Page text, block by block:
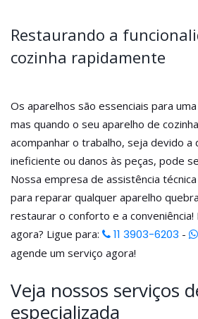
Restaurando a
cozinha rapidamente
Os aparelhos são essenciais para
mas quando o seu aparelho de
acompanhar o trabalho, seja devido a
ineficiente ou danos às peças, pode
Nossa empresa de assistência
para reparar qualquer aparelho
restaurar o conforto e a conveniência!
agora? Ligue para:
11 3903-6203 -
agende um serviço agora!
Veja nossos serviços
especializada